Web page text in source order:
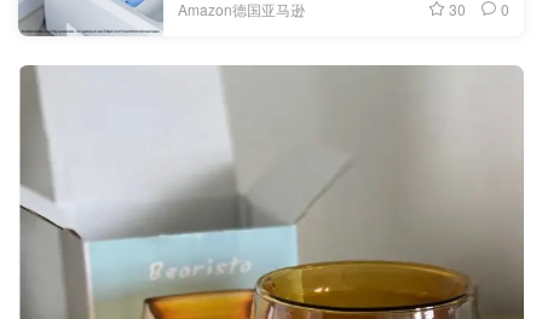
Amazon德国亚马逊 30 0